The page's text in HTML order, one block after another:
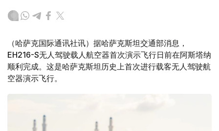
（哈萨克国际通讯社讯）据哈萨克斯坦交通部消息，
EH216-S无人驾驶载人航空器首次演示飞行日前在阿斯塔纳
顺利完成。这是哈萨克斯坦历史上首次进行载客无人驾驶航
空器演示飞行。